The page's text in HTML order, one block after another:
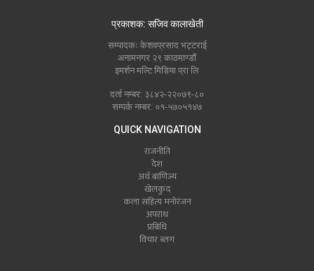
प्रकाशक: सजिव कालाखेती
सम्पादकः केशवप्रसाद भट्टराई
अनामनगर २९ काठमाण्डौं
इमर्शन मल्टि मिडिया प्रा लि
दर्ता नम्बर: ३८४२-२२०७९-८०
सम्पर्क नम्बर: ०१-५७०५१४७
QUICK NAVIGATION
राजनीति
देश
अर्थ बाणिज्य
खेलकुद
कला सहित्य मनोरंजन
अपराध
प्रबिधि
विचार ब्लग